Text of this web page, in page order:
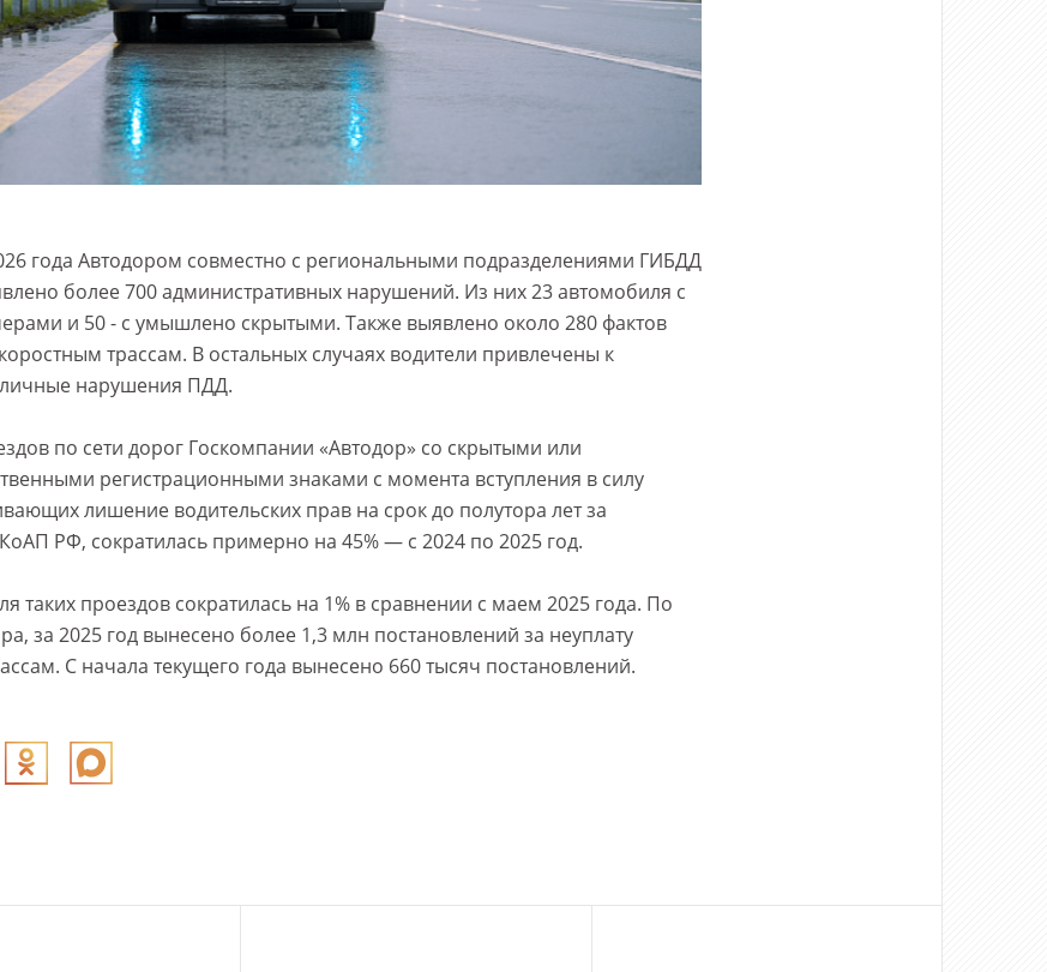
года Автодором совместно с региональными подразделениями ГИБДД
более 700 административных нарушений. Из них 23 автомобиля с
и 50 - с умышлено скрытыми. Также выявлено около 280 фактов
трассам. В остальных случаях водители привлечены к
нарушения ПДД.
по сети дорог Госкомпании «Автодор» со скрытыми или
регистрационными знаками с момента вступления в силу
лишение водительских прав на срок до полутора лет за
РФ, сократилась примерно на 45% — с 2024 по 2025 год.
таких проездов сократилась на 1% в сравнении с маем 2025 года. По
за 2025 год вынесено более 1,3 млн постановлений за неуплату
С начала текущего года вынесено 660 тысяч постановлений.